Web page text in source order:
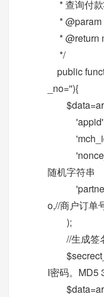
* 查询付
* @param
* @return
*/
public
_no=''){
随机字符串
o,//商户订单
);
//生成签
I密码。MD5